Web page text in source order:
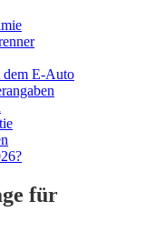
dem E-Auto
für